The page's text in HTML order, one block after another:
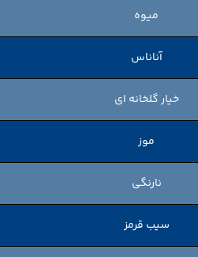
میوه
آناناس
خیار گلخانه ای
موز
نارنگی
سیب قرمز